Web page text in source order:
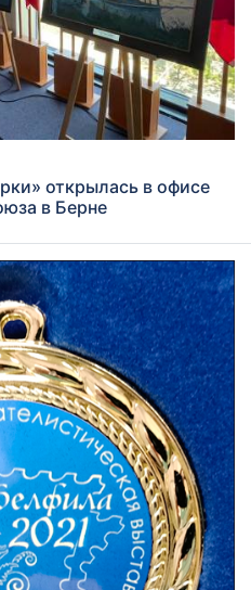
открылась в офисе
в Берне